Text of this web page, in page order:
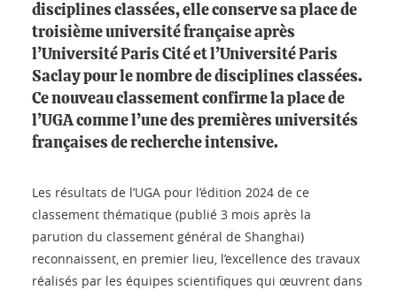
disciplines classées, elle conserve sa place de
troisième université française après
l’Université Paris Cité et l’Université Paris
Saclay pour le nombre de disciplines classées.
Ce nouveau classement confirme la place de
l’UGA comme l’une des premières universités
françaises de recherche intensive.
Les résultats de l’UGA pour l’édition 2024 de ce
classement thématique (publié 3 mois après la
parution du classement général de Shanghai)
reconnaissent, en premier lieu, l’excellence des travaux
réalisés par les équipes scientifiques qui œuvrent dans